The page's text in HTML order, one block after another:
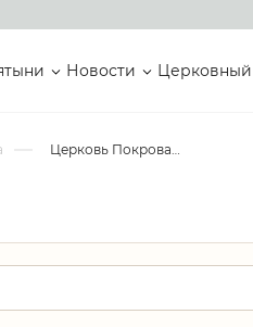
Новости Церковный
Церковь Покрова Пресвятой Богородицы